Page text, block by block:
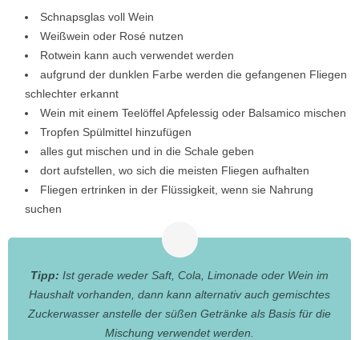
Schnapsglas voll Wein
Weißwein oder Rosé nutzen
Rotwein kann auch verwendet werden
aufgrund der dunklen Farbe werden die gefangenen Fliegen
schlechter erkannt
Wein mit einem Teelöffel Apfelessig oder Balsamico mischen
Tropfen Spülmittel hinzufügen
alles gut mischen und in die Schale geben
dort aufstellen, wo sich die meisten Fliegen aufhalten
Fliegen ertrinken in der Flüssigkeit, wenn sie Nahrung
suchen
Tipp: Ist gerade weder Saft, Cola, Limonade oder Wein im
Haushalt vorhanden, dann kann alternativ auch gemischtes
Zuckerwasser anstelle der süßen Getränke als Basis für die
Mischung verwendet werden.